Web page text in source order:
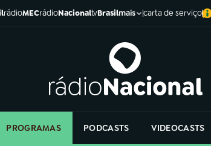
rádioMECrádioNacionaltvBrasilmais carta de serviço
PROGRAMAS PODCASTS VIDEOCASTS